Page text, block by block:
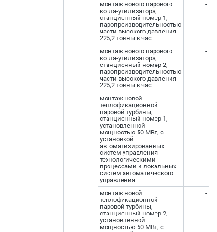
монтаж нового парового
котла-утилизатора,
станционный номер 1,
паропроизводительностью
части высокого давления
225,2 тонны в час
-
монтаж нового парового
котла-утилизатора,
станционный номер 2,
паропроизводительностью
части высокого давления
225,2 тонны в час
-
монтаж новой
теплофикационной
паровой турбины,
станционный номер 1,
установленной
мощностью 50 МВт, с
установкой
автоматизированных
систем управления
технологическими
процессами и локальных
систем автоматического
управления
-
монтаж новой
теплофикационной
паровой турбины,
станционный номер 2,
установленной
мощностью 50 МВт, с
-